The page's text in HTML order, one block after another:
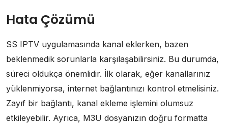
Hata Çözümü
SS IPTV uygulamasında kanal eklerken, bazen
beklenmedik sorunlarla karşılaşabilirsiniz. Bu durumda,
süreci oldukça önemlidir. İlk olarak, eğer kanallarınız
yüklenmiyorsa, internet bağlantınızı kontrol etmelisiniz.
Zayıf bir bağlantı, kanal ekleme işlemini olumsuz
etkileyebilir. Ayrıca, M3U dosyanızın doğru formatta